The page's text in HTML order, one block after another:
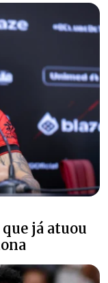
já atuou